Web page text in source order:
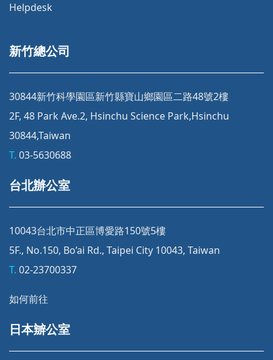
Helpdesk
新竹總公司
30844新竹科學園區新竹縣寶山鄉園區二路48號2樓
2F, 48 Park Ave.2, Hsinchu Science Park,Hsinchu
30844,Taiwan
T. 03-5630688
台北辦公室
10043台北市中正區博愛路150號5樓
5F., No.150, Bo’ai Rd., Taipei City 10043, Taiwan
T. 02-23700337
如何前往
日本辧公室